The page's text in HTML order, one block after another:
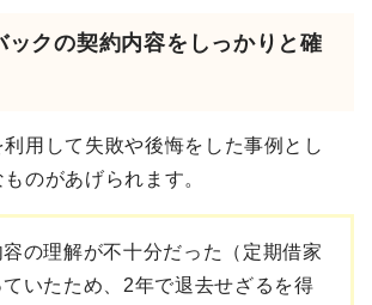
ックの契約内容をしっかりと確
利用して失敗や後悔をした事例とし
のがあげられます。
の理解が不十分だった（定期借家
いたため、2年で退去せざるを得